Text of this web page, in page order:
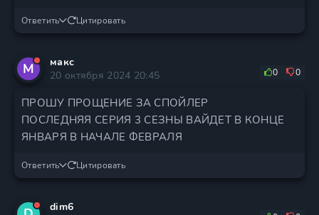
Ответить Цитировать
М
макс
20 октября 2024 20:45
0 0
ПРОШУ ПРОЩЕНИЕ ЗА СПОЙЛЕР
ПОСЛЕДНЯЯ СЕРИЯ 3 СЕЗНЫ ВАЙДЕТ В КОНЦЕ
ЯНВАРЯ В НАЧАЛЕ ФЕВРАЛЯ
Ответить Цитировать
dim6